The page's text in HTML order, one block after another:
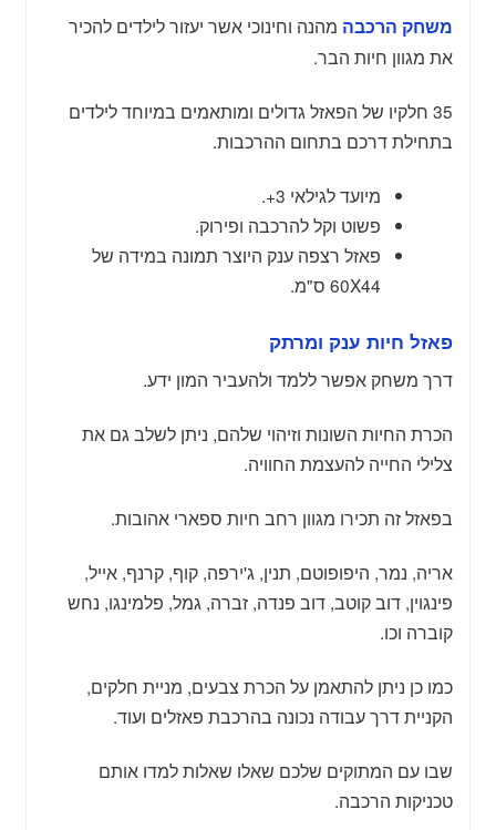
משחק הרכבה מהנה וחינוכי אשר יעזור לילדים להכיר
את מגוון חיות הבר.
35 חלקיו של הפאזל גדולים ומותאמים במיוחד לילדים
בתחילת דרכם בתחום ההרכבות.
מיועד לגילאי 3+.
פשוט וקל להרכבה ופירוק.
פאזל רצפה ענק היוצר תמונה במידה של
60X44 ס"מ.
פאזל חיות ענק ומרתק
דרך משחק אפשר ללמד ולהעביר המון ידע.
הכרת החיות השונות וזיהוי שלהם, ניתן לשלב גם את
צלילי החייה להעצמת החוויה.
בפאזל זה תכירו מגוון רחב חיות ספארי אהובות.
אריה, נמר, היפופוטם, תנין, ג'ירפה, קוף, קרנף, אייל,
פינגוין, דוב קוטב, דוב פנדה, זברה, גמל, פלמינגו, נחש
קוברה וכו.
כמו כן ניתן להתאמן על הכרת צבעים, מניית חלקים,
הקניית דרך עבודה נכונה בהרכבת פאזלים ועוד.
שבו עם המתוקים שלכם שאלו שאלות למדו אותם
טכניקות הרכבה.